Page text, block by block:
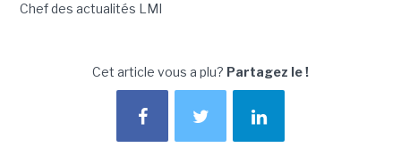
Chef des actualités LMI
Cet article vous a plu? Partagez le !